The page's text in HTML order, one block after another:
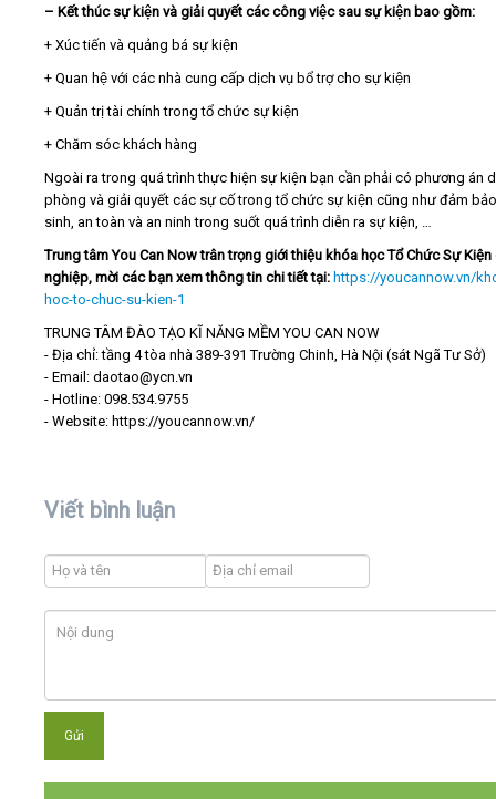
– Kết thúc sự kiện và giải quyết các công việc sau sự kiện bao gồm:
+ Xúc tiến và quảng bá sự kiện
+ Quan hệ với các nhà cung cấp dịch vụ bổ trợ cho sự kiện
+ Quản trị tài chính trong tổ chức sự kiện
+ Chăm sóc khách hàng
Ngoài ra trong quá trình thực hiện sự kiện bạn cần phải có phương án
phòng và giải quyết các sự cố trong tổ chức sự kiện cũng như đảm
sinh, an toàn và an ninh trong suốt quá trình diễn ra sự kiện, …
Trung tâm You Can Now trân trọng giới thiệu khóa học Tổ Chức Sự Kiện
nghiệp, mời các bạn xem thông tin chi tiết tại: https://youcannow.vn/
hoc-to-chuc-su-kien-1
TRUNG TÂM ĐÀO TẠO KĨ NĂNG MỀM YOU CAN NOW
- Địa chỉ: tầng 4 tòa nhà 389-391 Trường Chinh, Hà Nội (sát Ngã Tư Sở)
- Email: daotao@ycn.vn
- Hotline: 098.534.9755
- Website: https://youcannow.vn/
Viết bình luận